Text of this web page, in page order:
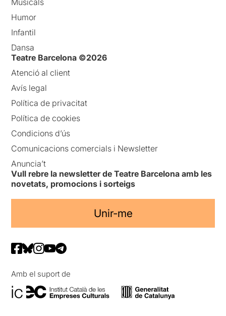
Humor
Infantil
Dansa
Teatre Barcelona ©2026
Atenció al client
Avís legal
Política de privacitat
Política de cookies
Condicions d’ús
Comunicacions comercials i Newsletter
Anuncia’t
Vull rebre la newsletter de Teatre Barcelona amb les
novetats, promocions i sorteigs
Unir-me
Amb el suport de